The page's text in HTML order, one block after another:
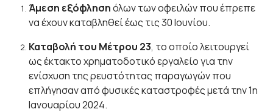
Άμεση εξόφλησηόλων των οφειλών που έπρεπε
να έχουν καταβληθεί έως τις 30 Ιουνίου.
Καταβολή του Μέτρου 23, το οποίο λειτουργεί
ως έκτακτο χρηματοδοτικό εργαλείο για την
ενίσχυση της ρευστότητας παραγωγών που
επλήγησαν από φυσικές καταστροφές μετά την 1η
Ιανουαρίου 2024.